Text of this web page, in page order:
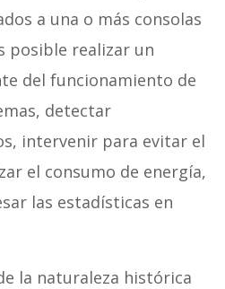
a una o más consolas
posible realizar un
del funcionamiento de
detectar
intervenir para evitar el
el consumo de energía,
las estadísticas en
la naturaleza histórica